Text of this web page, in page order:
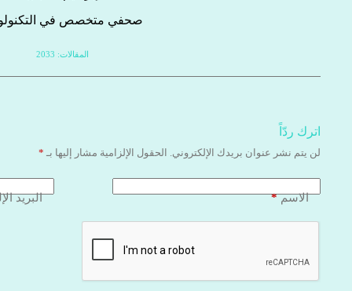
صحفي متخصص في
المقالات: 2033
اترك ردّاً
لن يتم نشر عنوان بريدك الإلكتروني. الحقول الإلزامية مشار إليها بـ *
الاسم* البريد